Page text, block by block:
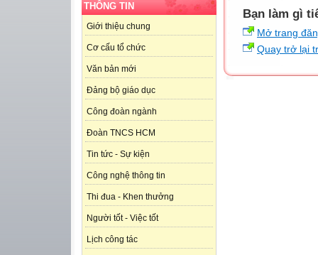
THÔNG TIN
Giới thiệu chung
Cơ cấu tổ chức
Văn bản mới
Đảng bộ giáo dục
Công đoàn ngành
Đoàn TNCS HCM
Tin tức - Sự kiện
Công nghệ thông tin
Thi đua - Khen thưởng
Người tốt - Việc tốt
Lịch công tác
Bạn làm gì
Mở trang
Quay trở lại